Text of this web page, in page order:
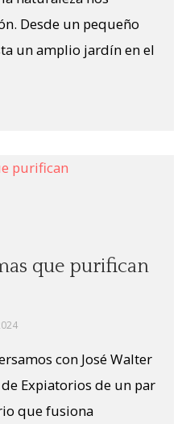
Desde un pequeño
un amplio jardín en el
que purifican
con José Walter
Expiatorios de un par
que fusiona